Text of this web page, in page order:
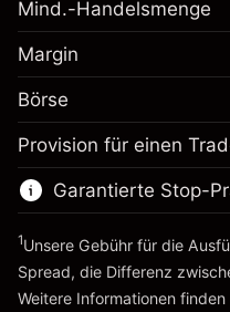
fremdfinanzierten
Positionsgröße mit
~A$20,000.00
Geld aus
Margin. Ihre
Anpassung der
Gebühren aus
fremdfinanzierten
Positionswert
Positionsgröße mit
Geld aus
Mind.-Handelsmenge
Margin
Börse
Provision für einen
Garantierte Stop-
1Unsere Gebühr für die
Spread, die Differenz
Weitere Informationen